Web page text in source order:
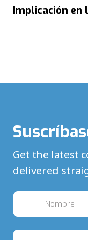
Implicación en
Get the latest
delivered